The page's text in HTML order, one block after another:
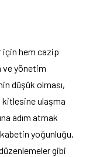
için hem cazip
ve yönetim
düşük olması,
kitlesine ulaşma
adım atmak
yoğunluğu,
gibi